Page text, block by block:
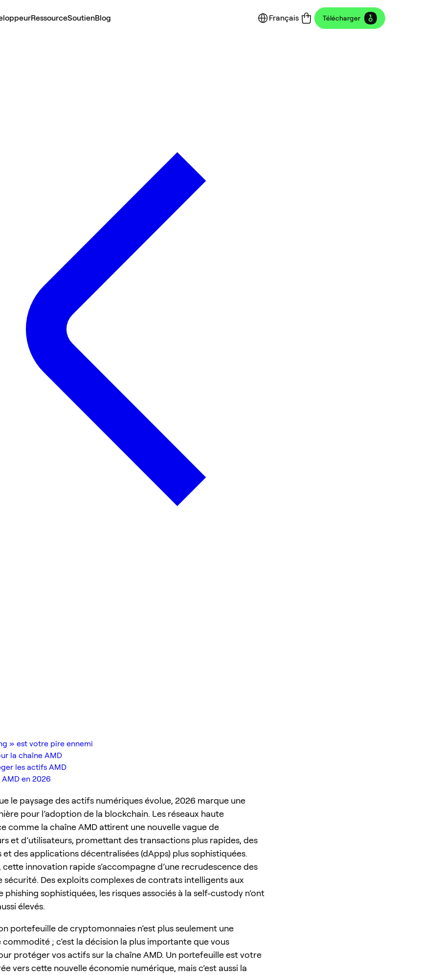
RessourceSoutienBlog Français Télécharger
» est votre pire ennemi
la chaîne AMD
les actifs AMD
en 2026
le paysage des actifs numériques évolue, 2026 marque une
pour l’adoption de la blockchain. Les réseaux haute
comme la chaîne AMD attirent une nouvelle vague de
et d’utilisateurs, promettant des transactions plus rapides, des
des applications décentralisées (dApps) plus sophistiquées.
innovation rapide s’accompagne d’une recrudescence des
sécurité. Des exploits complexes de contrats intelligents aux
phishing sophistiquées, les risques associés à la self-custody n’ont
élevés.
portefeuille de cryptomonnaies n’est plus seulement une
; c’est la décision la plus importante que vous
protéger vos actifs sur la chaîne AMD. Un portefeuille est votre
vers cette nouvelle économie numérique, mais c’est aussi la